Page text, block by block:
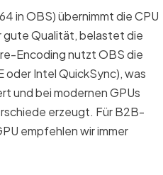
in OBS) übernimmt die CPU
gute Qualität, belastet die
Encoding nutzt OBS die
oder Intel QuickSync), was
und bei modernen GPUs
erzeugt. Für B2B-
empfehlen wir immer